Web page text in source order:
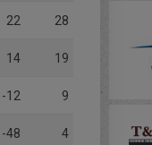
22 28
14 19
-12 9
-48 4